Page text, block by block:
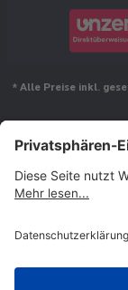
* Alle Preise inkl.